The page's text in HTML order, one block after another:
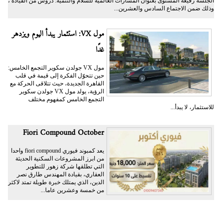
وذلك ضمن الاجتماع السادس والعشرين...
مول VX: استثمار يبدأ اليوم ويزدهر
غدًا
مول VX جولدن سكوير التجمع الخامس:
حين تتحوّل الفكرة إلى قيمة في قلب
القاهرة الجديدة، حيث تتلاقى الحركة مع
الرؤية، يولد مول VX جولدن سكوير
التجمع الخامس كمفهوم مختلف
للاستثمار، لا يبدأ...
Fiori Compound October
يعد كمبوند فيوري fiori compound واحدا
من ابرز المشروعات السكنية الحديثة
التي تطلقها شركة زهور للتطوير
العقاري، بقيادة المهندس طارق نصر
الدين، الذي يمتلك خبرة طويلة تمتد لاكثر
من خمسة وعشرين عاما...